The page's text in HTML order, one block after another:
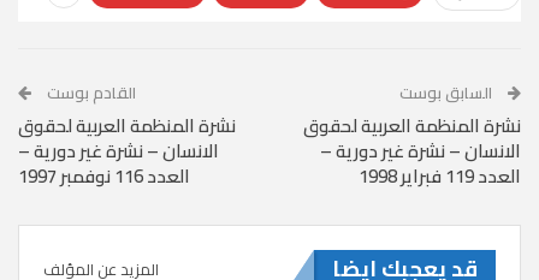
السابق بوست
نشرة المنظمة العربية لحقوق
الانسان – نشرة غير دورية –
العدد 119 فبراير 1998
القادم بوست
نشرة المنظمة العربية لحقوق
الانسان – نشرة غير دورية –
العدد 116 نوفمبر 1997
قد يعجبك ايضا المزيد عن المؤلف